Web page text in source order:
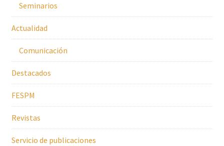
Seminarios
Actualidad
Comunicación
Destacados
FESPM
Revistas
Servicio de publicaciones